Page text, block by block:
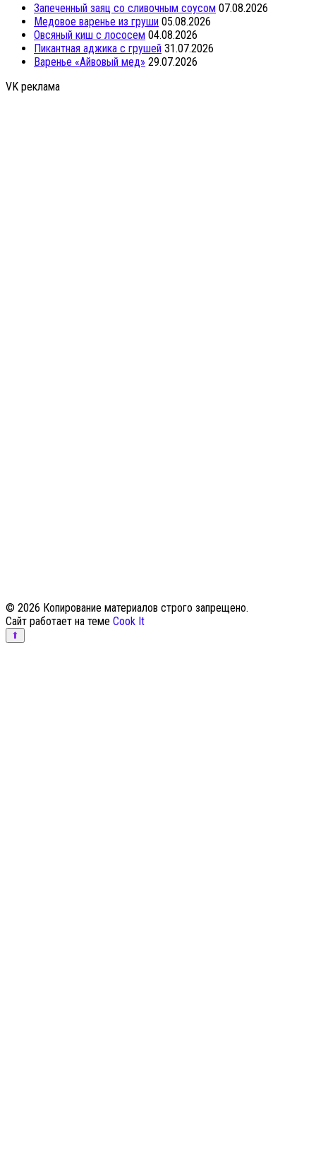
Запеченный заяц со сливочным соусом 07.08.2026
Медовое варенье из груши 05.08.2026
Овсяный киш с лососем 04.08.2026
Пикантная аджика с грушей 31.07.2026
Варенье «Айвовый мед» 29.07.2026
VK реклама
© 2026 Копирование материалов строго запрещено.
Сайт работает на теме Cook It